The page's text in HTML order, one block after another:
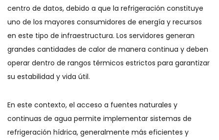
centro de datos, debido a que la refrigeración constituye
uno de los mayores consumidores de energía y recursos
en este tipo de infraestructura. Los servidores generan
grandes cantidades de calor de manera continua y deben
operar dentro de rangos térmicos estrictos para garantizar
su estabilidad y vida útil.
En este contexto, el acceso a fuentes naturales y
continuas de agua permite implementar sistemas de
refrigeración hídrica, generalmente más eficientes y